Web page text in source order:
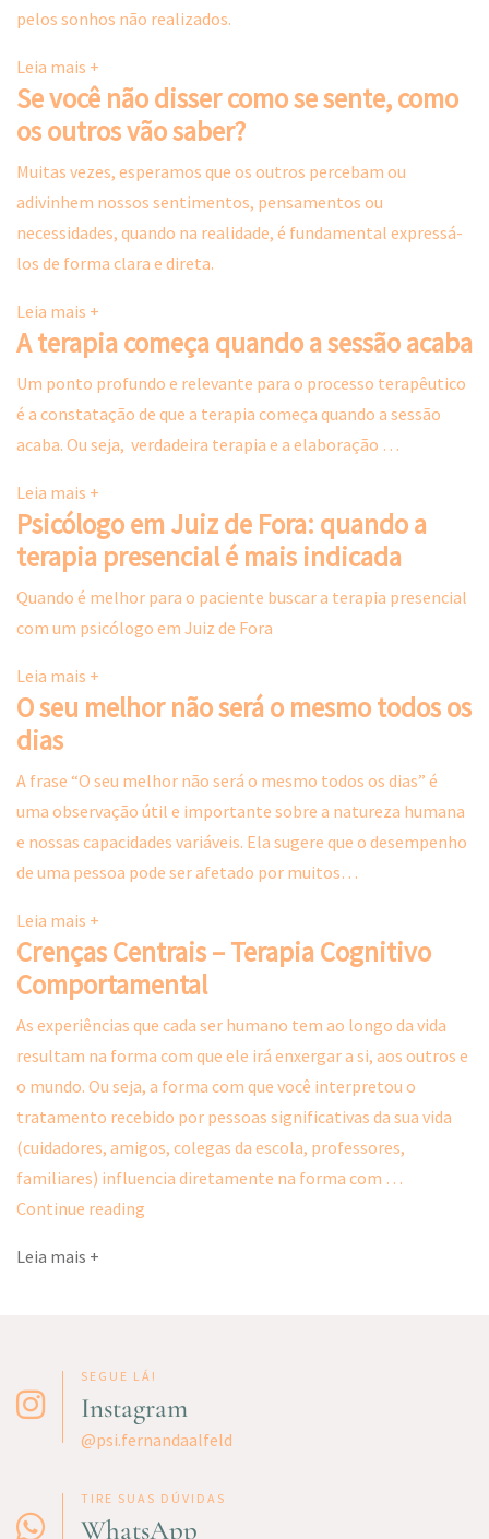
pelos sonhos não realizados.
Leia mais +
Se você não disser como se sente, como
os outros vão saber?
Muitas vezes, esperamos que os outros percebam ou
adivinhem nossos sentimentos, pensamentos ou
necessidades, quando na realidade, é fundamental expressá-
los de forma clara e direta.
Leia mais +
A terapia começa quando a sessão acaba
Um ponto profundo e relevante para o processo terapêutico
é a constatação de que a terapia começa quando a sessão
acaba. Ou seja, verdadeira terapia e a elaboração …
Leia mais +
Psicólogo em Juiz de Fora: quando a
terapia presencial é mais indicada
Quando é melhor para o paciente buscar a terapia presencial
com um psicólogo em Juiz de Fora
Leia mais +
O seu melhor não será o mesmo todos os
dias
A frase “O seu melhor não será o mesmo todos os dias” é
uma observação útil e importante sobre a natureza humana
e nossas capacidades variáveis. Ela sugere que o desempenho
de uma pessoa pode ser afetado por muitos…
Leia mais +
Crenças Centrais – Terapia Cognitivo
Comportamental
As experiências que cada ser humano tem ao longo da vida
resultam na forma com que ele irá enxergar a si, aos outros e
o mundo. Ou seja, a forma com que você interpretou o
tratamento recebido por pessoas significativas da sua vida
(cuidadores, amigos, colegas da escola, professores,
familiares) influencia diretamente na forma com …
Continue reading
Leia mais +
SEGUE LÁ!
Instagram
@psi.fernandaalfeld
TIRE SUAS DÚVIDAS
WhatsApp